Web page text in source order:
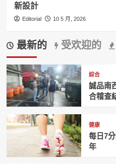
新設計
Editorial 10 5 月, 2026
最新的 受欢迎的
綜合
誠品南
合稽查
健康
每日7
年